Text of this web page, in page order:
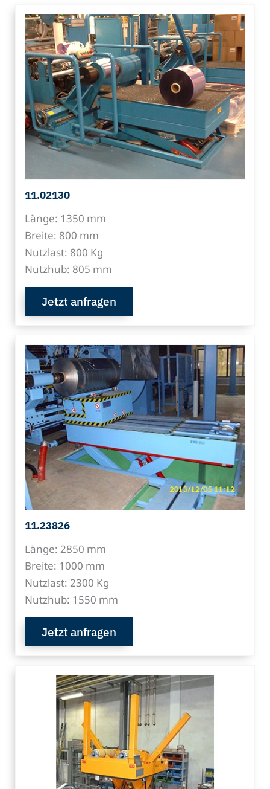
11.02130
Länge: 1350 mm
Breite: 800 mm
Nutzlast: 800 Kg
Nutzhub: 805 mm
Jetzt anfragen
11.23826
Länge: 2850 mm
Breite: 1000 mm
Nutzlast: 2300 Kg
Nutzhub: 1550 mm
Jetzt anfragen